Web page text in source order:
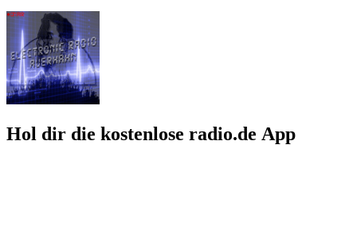
Hol dir die kostenlose radio.de App